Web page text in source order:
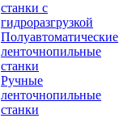
станки с
гидроразгрузкой
Полуавтоматические
ленточнопильные
станки
Ручные
ленточнопильные
станки